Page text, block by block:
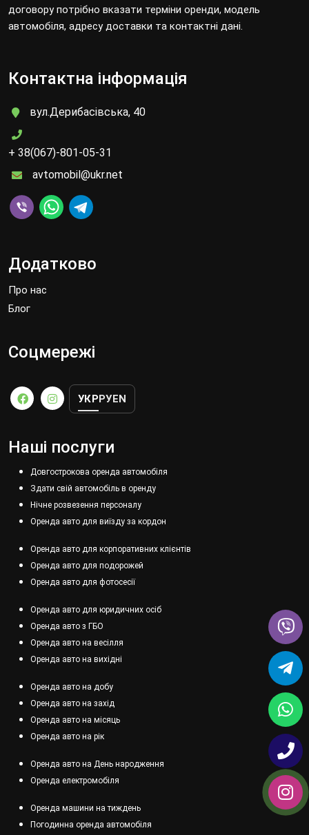
договору потрібно вказати терміни оренди, модель
автомобіля, адресу доставки та контактні дані.
Контактна інформація
вул.Дерибасівська, 40
+ 38(067)-801-05-31
avtomobil@ukr.net
Додатково
Про нас
Блог
Соцмережі
УКРРУEN
Наші послуги
Довгострокова оренда автомобіля
Здати свій автомобіль в оренду
Нічне розвезення персоналу
Оренда авто для виїзду за кордон
Оренда авто для корпоративних клієнтів
Оренда авто для подорожей
Оренда авто для фотосесії
Оренда авто для юридичних осіб
Оренда авто з ГБО
Оренда авто на весілля
Оренда авто на вихідні
Оренда авто на добу
Оренда авто на захід
Оренда авто на місяць
Оренда авто на рік
Оренда авто на День народження
Оренда електромобіля
Оренда машини на тиждень
Погодинна оренда автомобіля